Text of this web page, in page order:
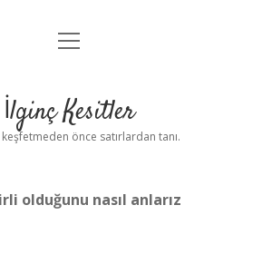
Anasayfa
Yasal Uyarı
menüyü
İlginç Kesitler
keşfetmeden önce satırlardan tanı.
olduğunu nasıl anlarız